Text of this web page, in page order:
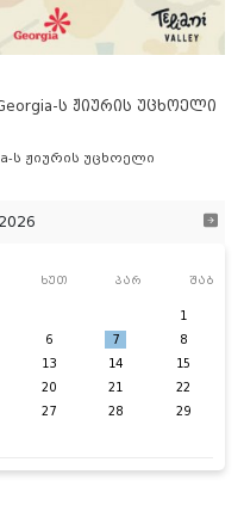
Georgia-ს ჟიურის უცხოელი
ს ჟიურის უცხოელი
ხუთ პარ შაბ
1
6 7
8
13 14
15
20 21
22
27 28
29